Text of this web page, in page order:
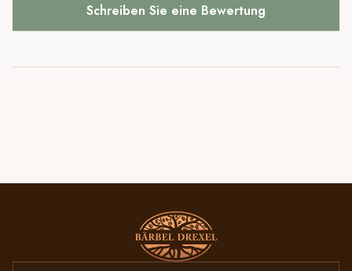
Schreiben Sie eine Bewertung